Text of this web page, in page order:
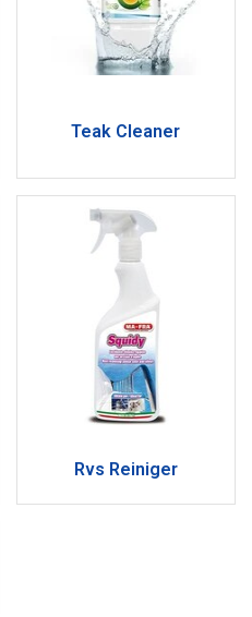
Teak Cleaner
Rvs Reiniger